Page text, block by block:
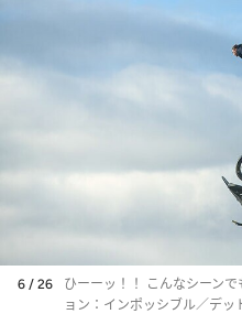
6 / 26
ひーーッ！！ こんなシーン
ョン：インポッシブル／デッ